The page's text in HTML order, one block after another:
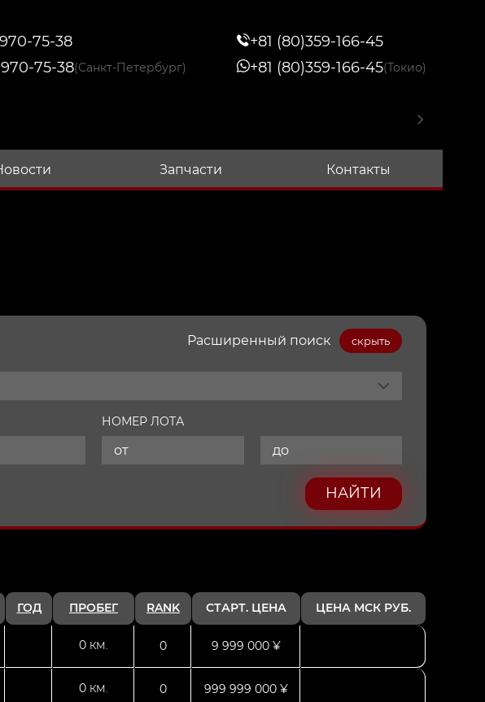
75-38
75-38(Санкт-Петербург)
+81 (80)359-166-45
+81 (80)359-166-45(Токио)
Запчасти Контакты
Расширенный поиск скрыть
НОМЕР ЛОТА
НАЙТИ
ГОД ПРОБЕГ RANK СТАРТ. ЦЕНА ЦЕНА МСК РУБ.
0 КМ. 0 9 999 000 ¥
0 КМ. 0 999 999 000 ¥